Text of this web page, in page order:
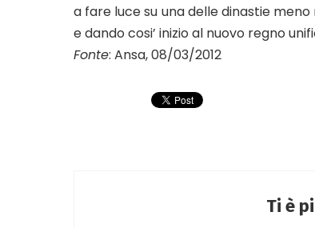
a fare luce su una delle dinastie
e dando cosi’ inizio al nuovo regno
Fonte: Ansa, 08/03/2012
Ti è